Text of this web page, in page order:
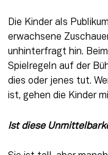
Die Kinder als
erwachsene
unhinterfragt hin.
Spielregeln auf der
dies oder jenes tut.
ist, gehen die Kinder
Ist diese